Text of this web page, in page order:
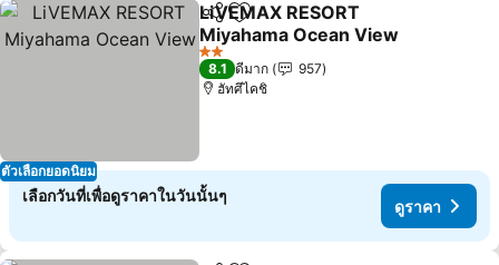
ตัวเลือกยอดนิยม
แชร์ เพิ่มในรายการโปรด
LiVEMAX RESORT
Miyahama Ocean View
ดูราคา
2 ดาว
8.1 ดีมาก
957
ฮัทศึไคชิ
เลือกวันที่เพื่อดูราคาในวันนั้นๆ
ดูราคา